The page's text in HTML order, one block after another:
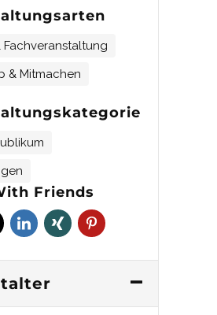
Fachveranstaltung
& Mitmachen
Friends